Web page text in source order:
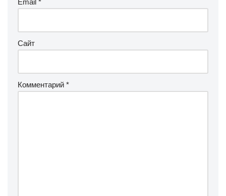
Email *
Сайт
Комментарий *